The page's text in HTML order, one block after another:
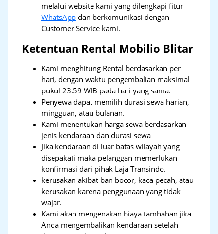
melalui website kami yang dilengkapi fitur
WhatsApp dan berkomunikasi dengan
Customer Service kami.
Ketentuan Rental Mobilio Blitar
Kami menghitung Rental berdasarkan per
hari, dengan waktu pengembalian maksimal
pukul 23.59 WIB pada hari yang sama.
Penyewa dapat memilih durasi sewa harian,
mingguan, atau bulanan.
Kami menentukan harga sewa berdasarkan
jenis kendaraan dan durasi sewa
Jika kendaraan di luar batas wilayah yang
disepakati maka pelanggan memerlukan
konfirmasi dari pihak Laja Transindo.
kerusakan akibat ban bocor, kaca pecah, atau
kerusakan karena penggunaan yang tidak
wajar.
Kami akan mengenakan biaya tambahan jika
Anda mengembalikan kendaraan setelah